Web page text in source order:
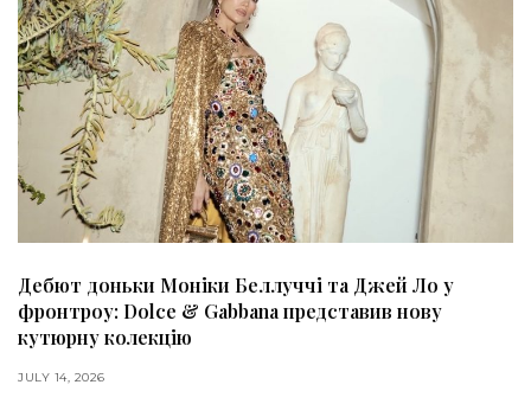
Дебют доньки Моніки Беллуччі та Джей Ло у
фронтроу: Dolce & Gabbana представив нову
кутюрну колекцію
JULY 14, 2026